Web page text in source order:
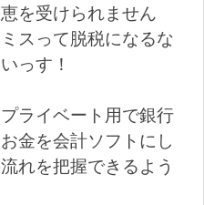
を受けられません
スって脱税になるな
っす！
ライベート用で銀行
金を会計ソフトにし
れを把握できるよう